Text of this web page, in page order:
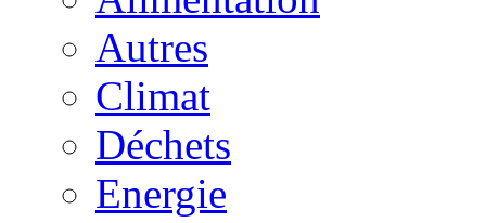
Autres
Climat
Déchets
Energie